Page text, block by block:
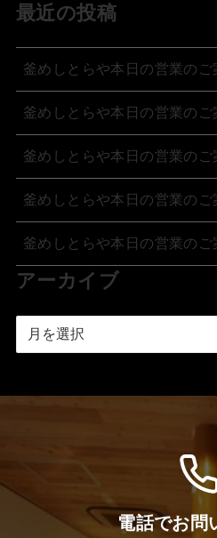
最近の投稿
釜めしとらや本日の営業のご
釜めしとらや本日の営業のご
釜めしとらや本日の営業のご
釜めしとらや本日の営業のご
釜めしとらや本日の営業のご
アーカイブ
電話でお問